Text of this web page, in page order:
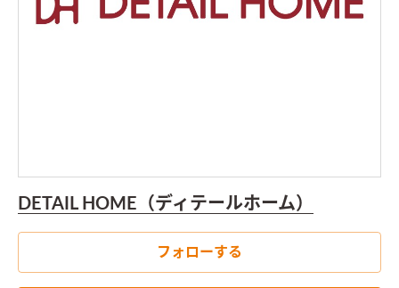
DETAIL HOME（ディテールホーム）
フォローする